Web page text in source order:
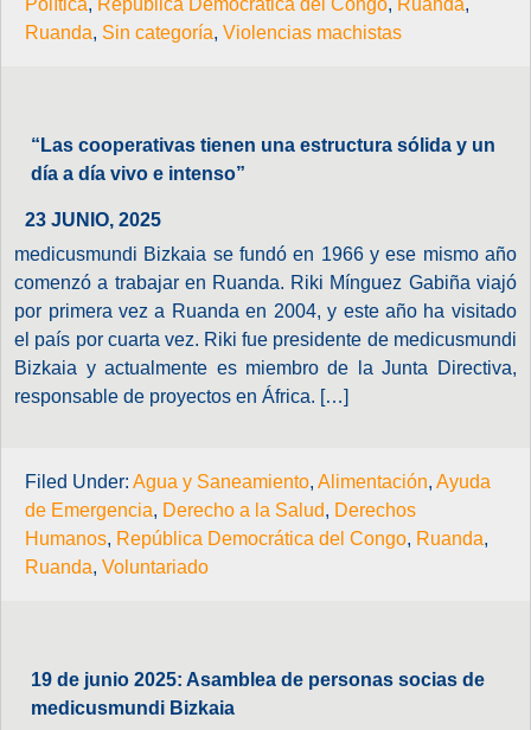
Política, República Democrática del Congo, Ruanda,
Ruanda, Sin categoría, Violencias machistas
“Las cooperativas tienen una estructura sólida y un
día a día vivo e intenso”
23 JUNIO, 2025
medicusmundi Bizkaia se fundó en 1966 y ese mismo año
comenzó a trabajar en Ruanda. Riki Mínguez Gabiña viajó
por primera vez a Ruanda en 2004, y este año ha visitado
el país por cuarta vez. Riki fue presidente de medicusmundi
Bizkaia y actualmente es miembro de la Junta Directiva,
responsable de proyectos en África. […]
Filed Under: Agua y Saneamiento, Alimentación, Ayuda
de Emergencia, Derecho a la Salud, Derechos
Humanos, República Democrática del Congo, Ruanda,
Ruanda, Voluntariado
19 de junio 2025: Asamblea de personas socias de
medicusmundi Bizkaia